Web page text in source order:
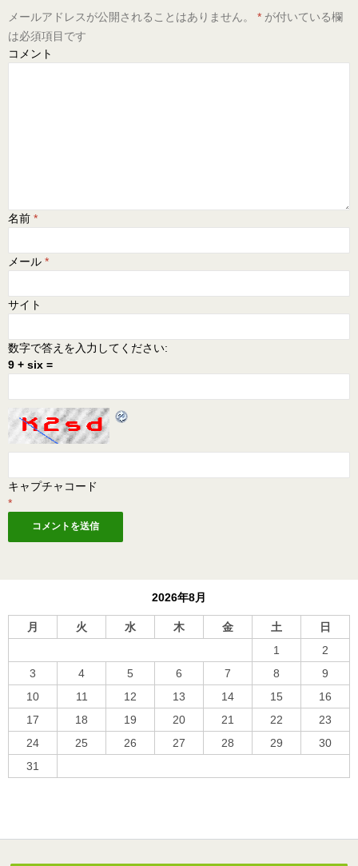
メールアドレスが公開されることはありません。 * が付いている欄
は必須項目です
コメント
名前 *
メール *
サイト
数字で答えを入力してください:
9 + six =
キャプチャコード
*
2026年8月
月 火 水 木 金 土
日
1
2
3
4 5 6 7 8
9
10
11 12 13 14 15
16
17
18 19 20 21 22
23
24
25 26 27 28 29
30
31